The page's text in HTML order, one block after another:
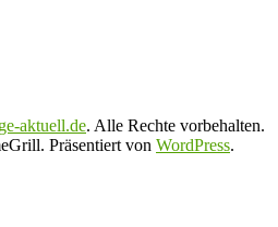
aktuell.de. Alle Rechte vorbehalten.
Präsentiert von WordPress.